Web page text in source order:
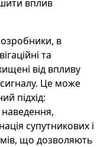
вплив
в
та
від впливу
сигналу. Це може
підхід:
супутникових і
що дозволяють